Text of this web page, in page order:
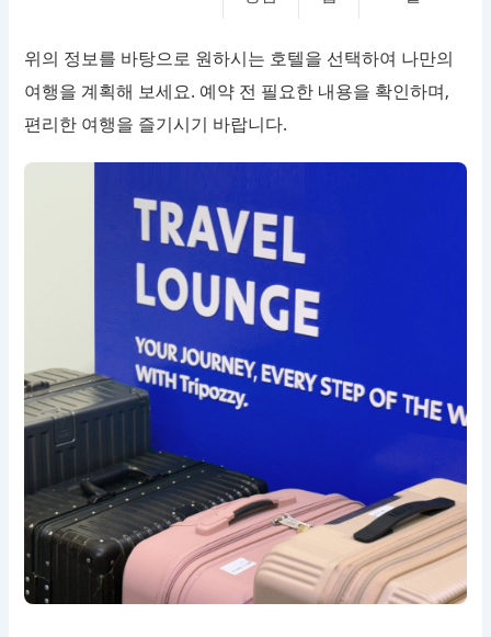
위의 정보를 바탕으로 원하시는 호텔을 선택하여 나만의
여행을 계획해 보세요. 예약 전 필요한 내용을 확인하며,
편리한 여행을 즐기시기 바랍니다.